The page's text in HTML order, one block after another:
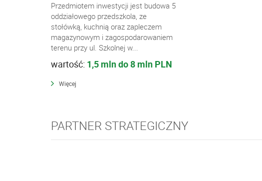
Przedmiotem inwestycji jest budowa 5
oddziałowego przedszkola, ze
stołówką, kuchnią oraz zapleczem
magazynowym i zagospodarowaniem
terenu przy ul. Szkolnej w...
wartość: 1,5 mln do 8 mln PLN
Więcej
PARTNER STRATEGICZNY